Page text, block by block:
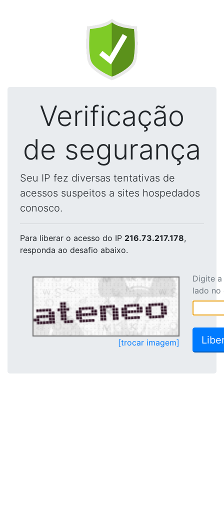
Verificação
de segurança
Seu IP fez diversas tentativas de
acessos suspeitos a sites hospedados
conosco.
Para liberar o acesso do IP 216.73.217.178,
responda ao desafio abaixo.
[trocar imagem]
Digite
lado no